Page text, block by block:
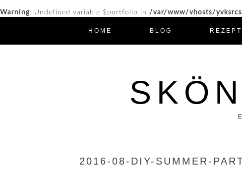
Warning: Undefined variable $portfolio in /var/www/vhosts/
HOME BLOG
2016-08-DIY-SUMMER-